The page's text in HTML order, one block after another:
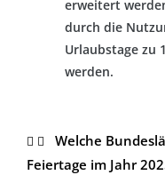
erweitert
durch die
Urlaubstage zu
werden.
Welche
Feiertage im Jahr